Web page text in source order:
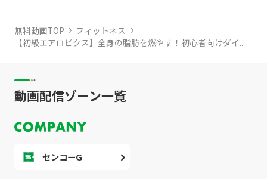
無料動画TOP
フィットネス
【初級エアロビクス】全身の脂肪を燃やす！初心者向けダイ...
動画配信ゾーン一覧
センコーG